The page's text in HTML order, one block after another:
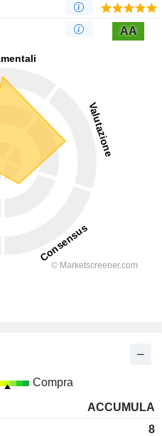
AA
Compra
ACCUMULA
8